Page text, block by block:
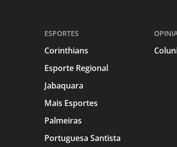
ESPORTES
Corinthians
Esporte Regional
Jabaquara
Mais Esportes
Palmeiras
Portuguesa Santista